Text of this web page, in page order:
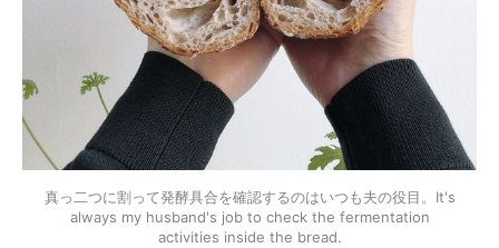
真っ二つに割って発酵具合を確認するのはいつも夫の役目。It's
always my husband's job to check the fermentation
activities inside the bread.